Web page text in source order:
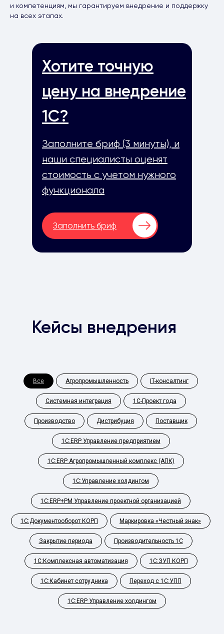
и компетенциям, мы гарантируем внедрение и поддержку
на всех этапах.
Хотите точную
цену на внедрение
1С?
Заполните бриф (3 минуты), и
наши специалисты оценят
стоимость с учетом нужного
функционала
Заполнить бриф
Кейсы внедрения
Все Агропромышленность IT-консалтинг
Системная интеграция 1С-Проект года
Производство Дистрибуция Поставщик
1С:ERP Управление предприятием
1С:ERP Агропромышленный комплекс (АПК)
1С:Управление холдингом
1С:ERP+PM Управление проектной организацией
1С:Документооборот КОРП Маркировка «Честный знак»
Закрытие периода Производительность 1С
1С:Комплексная автоматизация 1С:ЗУП КОРП
1С:Кабинет сотрудника Переход с 1С:УПП
1С:ERP Управление холдингом